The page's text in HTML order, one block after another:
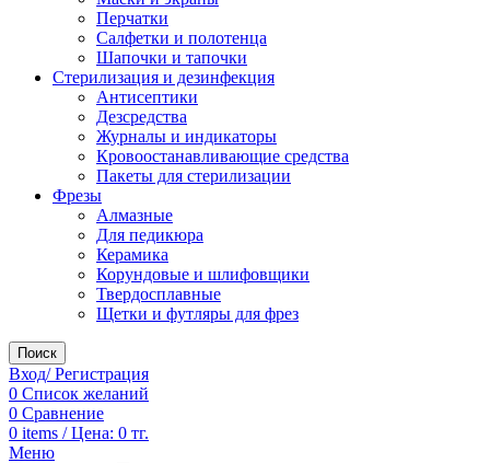
Перчатки
Салфетки и полотенца
Шапочки и тапочки
Стерилизация и дезинфекция
Антисептики
Дезсредства
Журналы и индикаторы
Кровоостанавливающие средства
Пакеты для стерилизации
Фрезы
Алмазные
Для педикюра
Керамика
Корундовые и шлифовщики
Твердосплавные
Щетки и футляры для фрез
Поиск
Вход/ Регистрация
0 Список желаний
0 Сравнение
0 items / Цена: 0 тг.
Меню